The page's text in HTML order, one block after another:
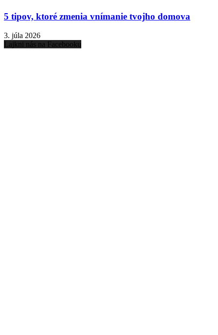
5 tipov, ktoré zmenia vnímanie tvojho domova
3. júla 2026
Lajkni nás na Facebooku